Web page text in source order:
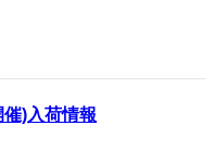
)入荷情報